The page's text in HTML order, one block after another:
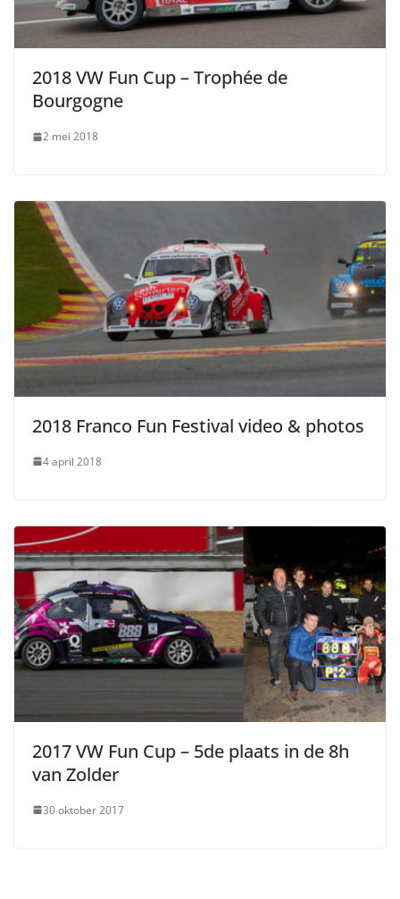
2018 VW Fun Cup – Trophée de
Bourgogne
2 mei 2018
2018 Franco Fun Festival video & photos
4 april 2018
2017 VW Fun Cup – 5de plaats in de 8h
van Zolder
30 oktober 2017